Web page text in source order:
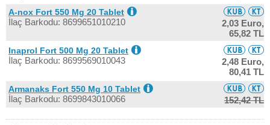
A-nox Fort 550 Mg 20 Tablet
İlaç Barkodu: 8699651010210
2,03 Euro,
65,82 TL
Inaprol Fort 500 Mg 20 Tablet
İlaç Barkodu: 8699569010043
2,48 Euro,
80,41 TL
Armanaks Fort 550 Mg 10 Tablet
İlaç Barkodu: 8699843010066 152,42 TL